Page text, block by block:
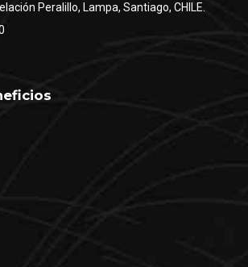
Peralillo, Lampa, Santiago, CHILE.